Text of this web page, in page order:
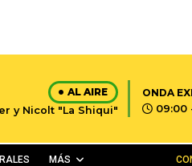
AL AIRE
y Nicolt "La Shiqui"
ONDA
09:00
MÁS